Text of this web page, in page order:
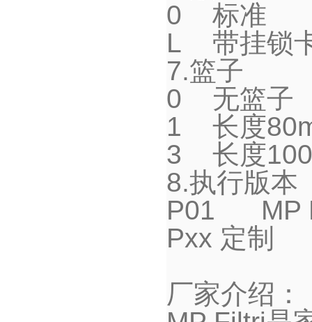
0 标准
L 带挂锁
7.篮子
0 无篮子
1 长度
3 长度
8.执行版本
P01 MP
Pxx 定制
厂家介绍：